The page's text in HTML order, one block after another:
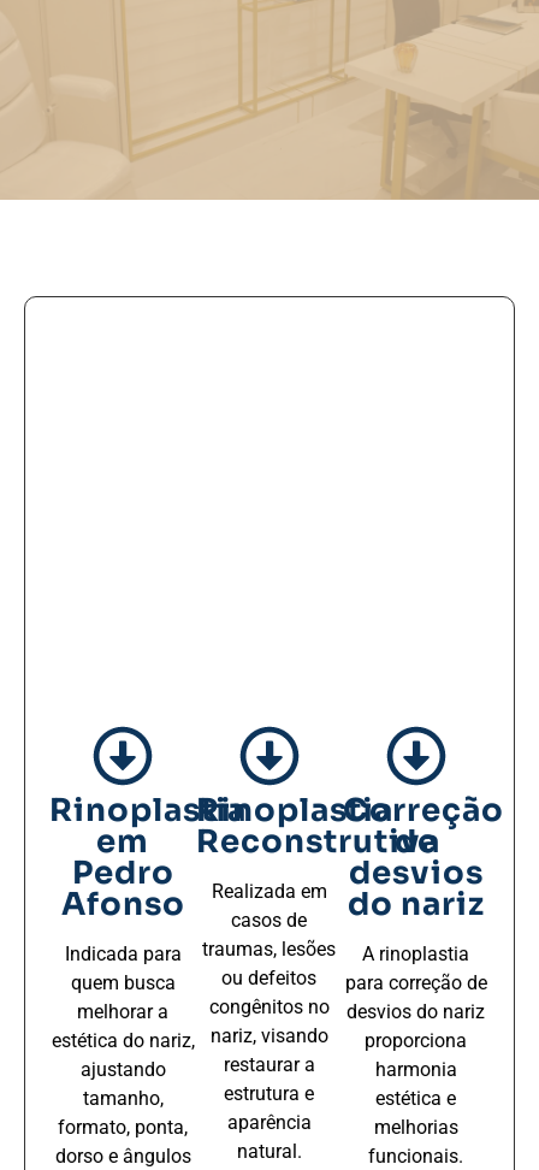
Rinoplastia
em
Pedro
Afonso
Indicada para
quem busca
melhorar a
estética do nariz,
ajustando
tamanho,
formato, ponta,
dorso e ângulos
Rinoplastia
Reconstrutiva
Realizada em
casos de
traumas, lesões
ou defeitos
congênitos no
nariz, visando
restaurar a
estrutura e
aparência
natural.
Correção
de
desvios
do nariz
A rinoplastia
para correção de
desvios do nariz
proporciona
harmonia
estética e
melhorias
funcionais.